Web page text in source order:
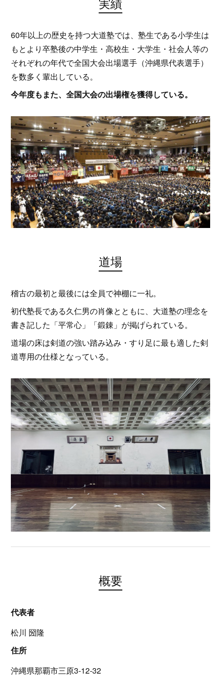
実績
60年以上の歴史を持つ大道塾では、塾生である小学生は
もとより卒塾後の中学生・高校生・大学生・社会人等の
それぞれの年代で全国大会出場選手（沖縄県代表選手）
を数多く輩出している。
今年度もまた、全国大会の出場権を獲得している。
道場
稽古の最初と最後には全員で神棚に一礼。
初代塾長である久仁男の肖像とともに、大道塾の理念を
書き記した「平常心」「鍛錬」が掲げられている。
道場の床は剣道の強い踏み込み・すり足に最も適した剣
道専用の仕様となっている。
概要
代表者
松川 圀隆
住所
沖縄県那覇市三原3-12-32